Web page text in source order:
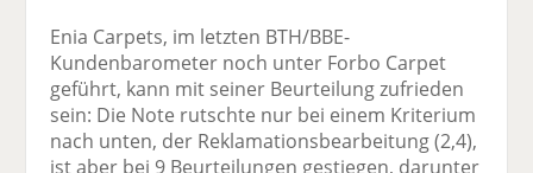
Enia Carpets, im letzten BTH/BBE-
Kundenbarometer noch unter Forbo Carpet
geführt, kann mit seiner Beurteilung zufrieden
sein: Die Note rutschte nur bei einem Kriterium
nach unten, der Reklamationsbearbeitung (2,4),
ist aber bei 9 Beurteilungen gestiegen, darunter